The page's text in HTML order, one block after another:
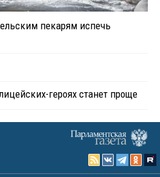
пекарям испечь
героях станет проще